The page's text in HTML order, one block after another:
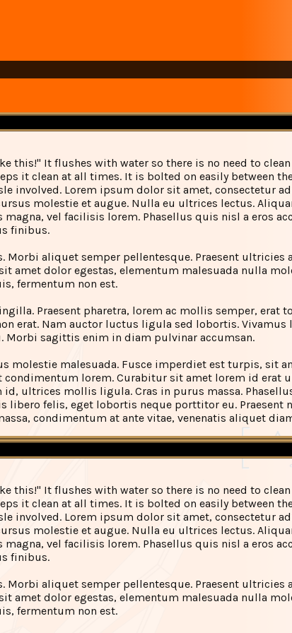
this!" It flushes with water so there is no need to clean
it clean at all times. It is bolted on easily between
involved. Lorem ipsum dolor sit amet, consectetur
molestie et augue. Nulla eu ultrices lectus.
magna, vel facilisis lorem. Phasellus quis nisl a eros
finibus.
Morbi aliquet semper pellentesque. Praesent ultricies
amet dolor egestas, elementum malesuada nulla
fermentum non est.
Praesent pharetra, lorem ac mollis semper, erat
erat. Nam auctor luctus ligula sed lobortis.
Morbi sagittis enim in diam pulvinar accumsan.
molestie malesuada. Fusce imperdiet est turpis, sit
lorem. Curabitur sit amet lorem id erat
ultrices mollis ligula. Cras in purus massa.
libero felis, eget lobortis neque porttitor eu. Praesent
condimentum at ante vitae, venenatis aliquet
this!" It flushes with water so there is no need to clean
it clean at all times. It is bolted on easily between
involved. Lorem ipsum dolor sit amet, consectetur
molestie et augue. Nulla eu ultrices lectus.
magna, vel facilisis lorem. Phasellus quis nisl a eros
finibus.
Morbi aliquet semper pellentesque. Praesent ultricies
amet dolor egestas, elementum malesuada nulla
fermentum non est.